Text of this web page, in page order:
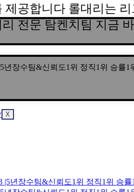
X
공합니다 롤대리는
전문 탐켄치팀 지금
년장수팀&신뢰도1위 정직1위 승률1
|5년장수팀&신뢰도1위 정직1위 승률